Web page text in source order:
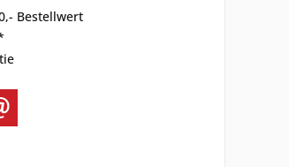
Bestellwert